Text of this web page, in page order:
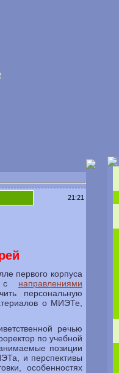
21:21
первого корпуса
с направлениями
персональную
о МИЭТе,
речью
по учебной
позиции
и перспективы
особенностях